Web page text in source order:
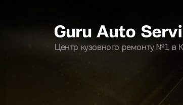
Guru Auto
Центр кузовного ремонту №1 в